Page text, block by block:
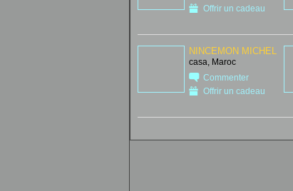
Offrir un cadeau
NINCEMON MICHEL
casa, Maroc
Commenter
Offrir un cadeau